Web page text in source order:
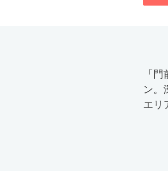
「
ン。
エリ